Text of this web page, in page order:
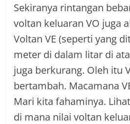
Sekiranya rintangan
voltan keluaran VO juga
Voltan VE (seperti yang
meter di dalam litar di
juga berkurang. Oleh itu
bertambah. Macamana
Mari kita fahaminya.
di mana nilai voltan